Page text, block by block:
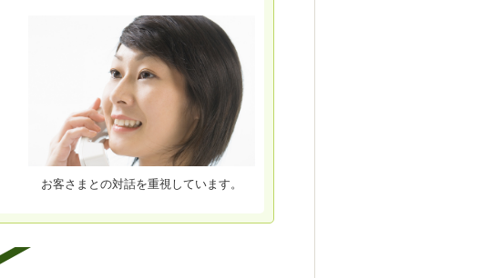
お客さまとの対話を重視しています。